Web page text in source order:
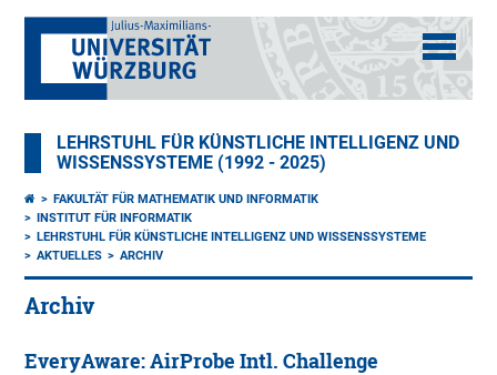
LEHRSTUHL FÜR KÜNSTLICHE INTELLIGENZ UND
WISSENSSYSTEME (1992 - 2025)
FAKULTÄT FÜR MATHEMATIK UND INFORMATIK
INSTITUT FÜR INFORMATIK
LEHRSTUHL FÜR KÜNSTLICHE INTELLIGENZ UND WISSENSSYSTEME
AKTUELLES
ARCHIV
Archiv
EveryAware: AirProbe Intl. Challenge